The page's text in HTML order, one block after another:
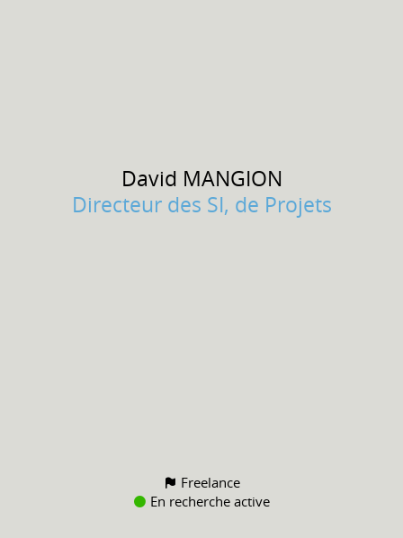
David MANGION
Directeur des SI, de Projets
Freelance
En recherche active